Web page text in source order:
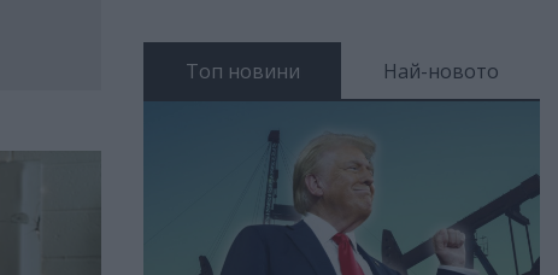
Топ новини Най-новото